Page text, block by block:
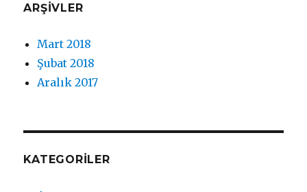
ARŞIVLER
Mart 2018
Şubat 2018
Aralık 2017
KATEGORILER